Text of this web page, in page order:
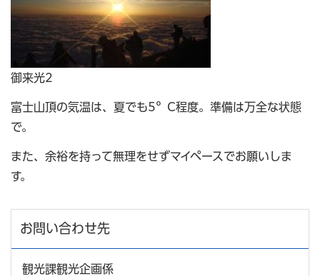
御来光2
富士山頂の気温は、夏でも5°C程度。準備は万全な状態
で。
また、余裕を持って無理をせずマイペースでお願いしま
す。
お問い合わせ先
観光課観光企画係